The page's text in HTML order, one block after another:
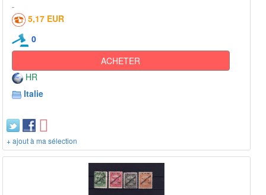
5,17 EUR
0
ACHETER
HR
Italie
+ ajout à ma sélection